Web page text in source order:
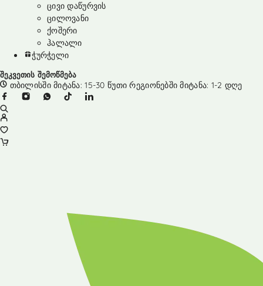
ცივი დაწურვის
ცილოვანი
ქოშერი
ჰალალი
ჭურჭელი
შეკვეთის შემოწმება
თბილისში მიტანა: 15-30 წუთი რეგიონებში მიტანა: 1-2 დღე